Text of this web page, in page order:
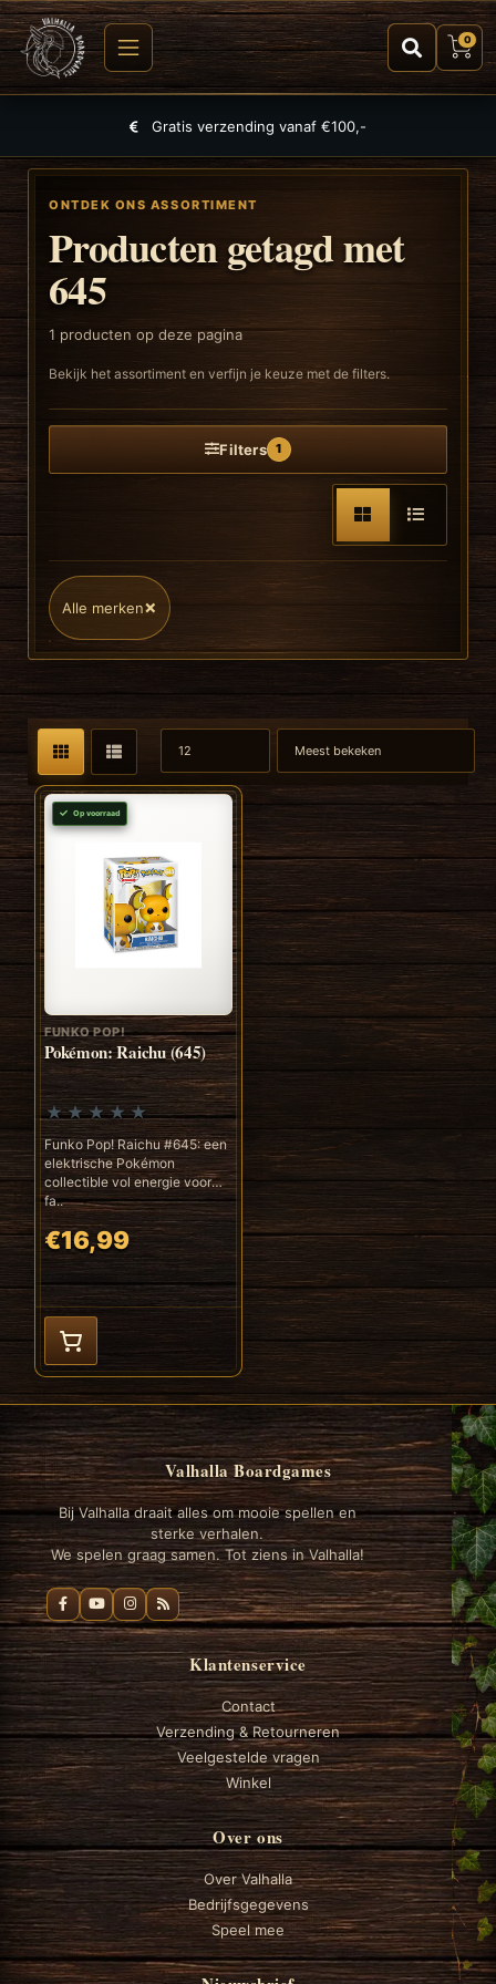
0
Gratis verzending vanaf €100,-
ONTDEK ONS ASSORTIMENT
Producten getagd met
645
1 producten op deze pagina
Bekijk het assortiment en verfijn je keuze met de filters.
Filters 1
Alle merken×
Op voorraad
FUNKO POP!
Pokémon: Raichu (645)
Funko Pop! Raichu #645: een
elektrische Pokémon
collectible vol energie voor
fa..
€16,99
Valhalla Boardgames
Bij Valhalla draait alles om mooie spellen en
sterke verhalen.
We spelen graag samen. Tot ziens in Valhalla!
Klantenservice
Contact
Verzending & Retourneren
Veelgestelde vragen
Winkel
Over ons
Over Valhalla
Bedrijfsgegevens
Speel mee